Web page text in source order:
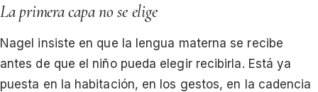
La primera capa no se elige
Nagel insiste en que la lengua materna se recibe
antes de que el niño pueda elegir recibirla. Está ya
puesta en la habitación, en los gestos, en la cadencia